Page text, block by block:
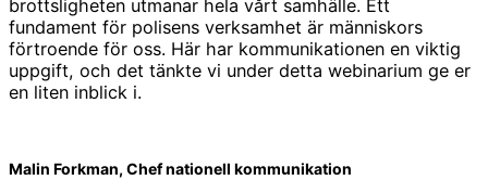
brottsligheten utmanar hela vårt samhälle. Ett
fundament för polisens verksamhet är människors
förtroende för oss. Här har kommunikationen en viktig
uppgift, och det tänkte vi under detta webinarium ge er
en liten inblick i.
Malin Forkman, Chef nationell kommunikation